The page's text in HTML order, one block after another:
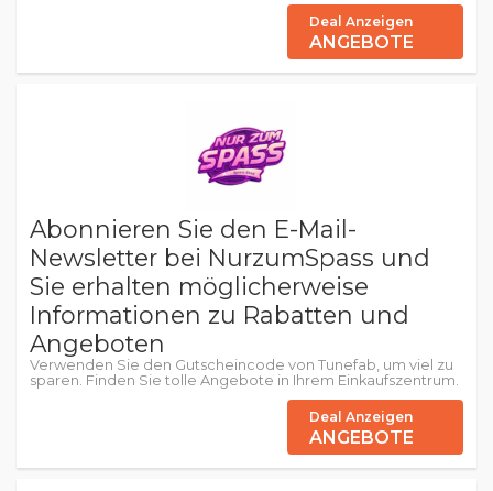
Deal Anzeigen
ANGEBOTE
Abonnieren Sie den E-Mail-
Newsletter bei NurzumSpass und
Sie erhalten möglicherweise
Informationen zu Rabatten und
Angeboten
Verwenden Sie den Gutscheincode von Tunefab, um viel zu
sparen. Finden Sie tolle Angebote in Ihrem Einkaufszentrum.
Deal Anzeigen
ANGEBOTE